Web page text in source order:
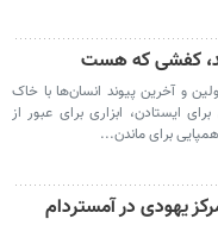
کفشی که هست
و آخرین پیوند انسان‌ها با خاک
برای ایستادن، ابزاری برای عبور از
برای ماندن...
یهودی در آمستردام